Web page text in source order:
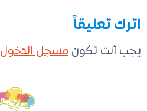
اترك تعليقاً
يجب أنت تكون مسجل الدخول